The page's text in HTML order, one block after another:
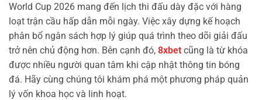
World Cup 2026 mang đến lịch thi đấu dày đặc với hàng
loạt trận cầu hấp dẫn mỗi ngày. Việc xây dựng kế hoạch
phân bổ ngân sách hợp lý giúp quá trình theo dõi giải đấu
trở nên chủ động hơn. Bên cạnh đó, 8xbet cũng là từ khóa
được nhiều người quan tâm khi cập nhật thông tin bóng
đá. Hãy cùng chúng tôi khám phá một phương pháp quản
lý vốn khoa học và linh hoạt.